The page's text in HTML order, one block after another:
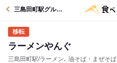
三島田町駅グルメへ
ラーメンやんぐ
三島田町駅/ラーメン､ 油そば・まぜそば